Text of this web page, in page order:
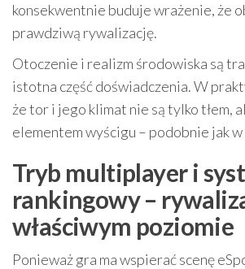
konsekwentnie buduje wrażenie, że
prawdziwą rywalizację.
Otoczenie i realizm środowiska są
istotna część doświadczenia. W
że tor i jego klimat nie są tylko tłem,
elementem wyścigu – podobnie jak
Tryb multiplayer i
rankingowy –
właściwym poziomie
Ponieważ gra ma wspierać scenę